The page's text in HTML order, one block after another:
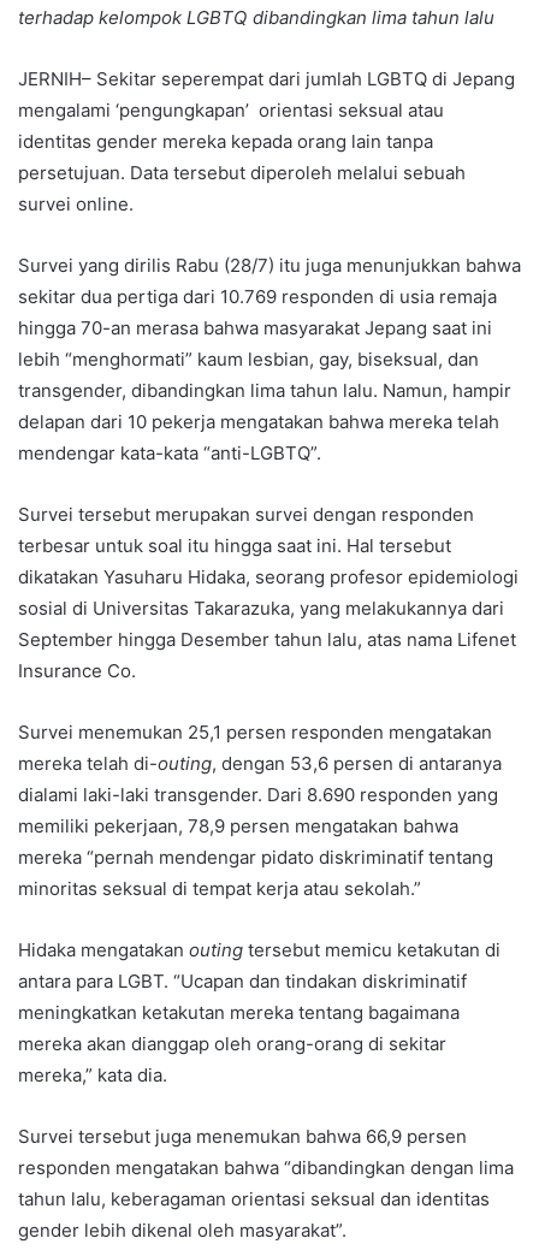
terhadap kelompok LGBTQ dibandingkan lima tahun lalu
JERNIH– Sekitar seperempat dari jumlah LGBTQ di Jepang
mengalami ‘pengungkapan’ orientasi seksual atau
identitas gender mereka kepada orang lain tanpa
persetujuan. Data tersebut diperoleh melalui sebuah
survei online.
Survei yang dirilis Rabu (28/7) itu juga menunjukkan bahwa
sekitar dua pertiga dari 10.769 responden di usia remaja
hingga 70-an merasa bahwa masyarakat Jepang saat ini
lebih “menghormati” kaum lesbian, gay, biseksual, dan
transgender, dibandingkan lima tahun lalu. Namun, hampir
delapan dari 10 pekerja mengatakan bahwa mereka telah
mendengar kata-kata “anti-LGBTQ”.
Survei tersebut merupakan survei dengan responden
terbesar untuk soal itu hingga saat ini. Hal tersebut
dikatakan Yasuharu Hidaka, seorang profesor epidemiologi
sosial di Universitas Takarazuka, yang melakukannya dari
September hingga Desember tahun lalu, atas nama Lifenet
Insurance Co.
Survei menemukan 25,1 persen responden mengatakan
mereka telah di-outing, dengan 53,6 persen di antaranya
dialami laki-laki transgender. Dari 8.690 responden yang
memiliki pekerjaan, 78,9 persen mengatakan bahwa
mereka “pernah mendengar pidato diskriminatif tentang
minoritas seksual di tempat kerja atau sekolah.”
Hidaka mengatakan outing tersebut memicu ketakutan di
antara para LGBT. “Ucapan dan tindakan diskriminatif
meningkatkan ketakutan mereka tentang bagaimana
mereka akan dianggap oleh orang-orang di sekitar
mereka,” kata dia.
Survei tersebut juga menemukan bahwa 66,9 persen
responden mengatakan bahwa “dibandingkan dengan lima
tahun lalu, keberagaman orientasi seksual dan identitas
gender lebih dikenal oleh masyarakat”.